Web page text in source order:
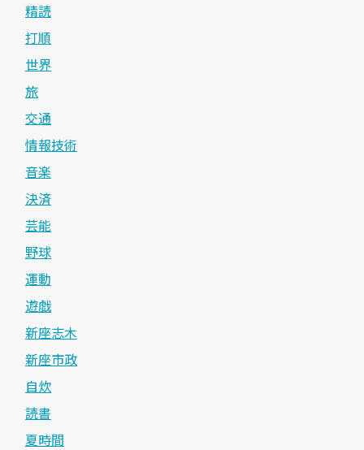
精読
打順
世界
旅
交通
情報技術
音楽
決済
芸能
野球
運動
遊戯
新座志木
新座市政
自炊
読書
夏時間